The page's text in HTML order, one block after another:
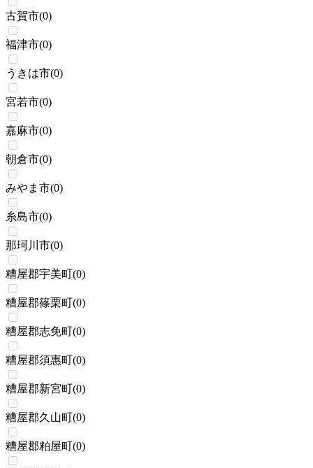
古賀市(0)
福津市(0)
うきは市(0)
宮若市(0)
嘉麻市(0)
朝倉市(0)
みやま市(0)
糸島市(0)
那珂川市(0)
糟屋郡宇美町(0)
糟屋郡篠栗町(0)
糟屋郡志免町(0)
糟屋郡須惠町(0)
糟屋郡新宮町(0)
糟屋郡久山町(0)
糟屋郡粕屋町(0)